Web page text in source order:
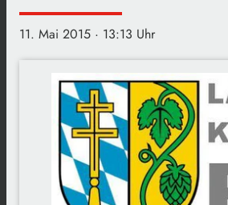
11. Mai 2015 · 13:13 Uhr